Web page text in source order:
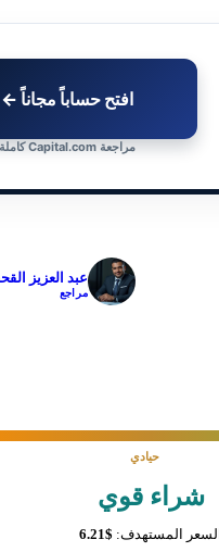
افتح حساباً مجاناً ←
مراجعة Capital.com كاملة
عبد العزيز
مراجع
حيادي
شراء قوي
المستهدف: $6.21